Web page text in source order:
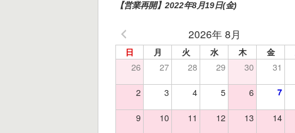
【営業再開】2022年8月19日(金)
2026年 8月
日 月 火 水 木 金
26 27 28 29 30 31
2 3 4 5 6 7
9 10 11 12 13 14